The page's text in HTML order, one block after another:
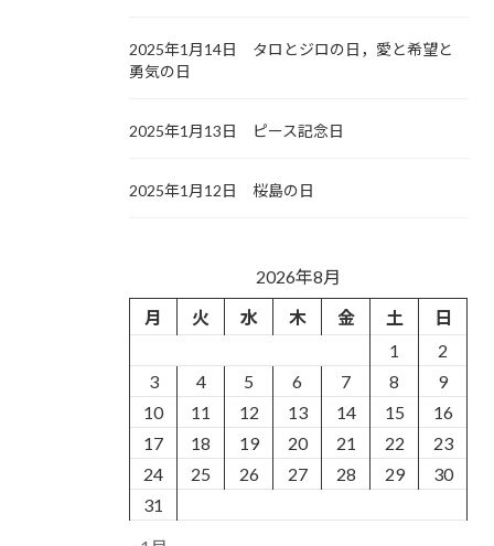
2025年1月14日 タロとジロの日，愛と希望と
勇気の日
2025年1月13日 ピース記念日
2025年1月12日 桜島の日
2026年8月
月
火 水 木 金 土
日
1
2
3
4 5 6 7 8
9
10
11 12 13 14 15
16
17
18 19 20 21 22
23
24
25 26 27 28 29
30
31